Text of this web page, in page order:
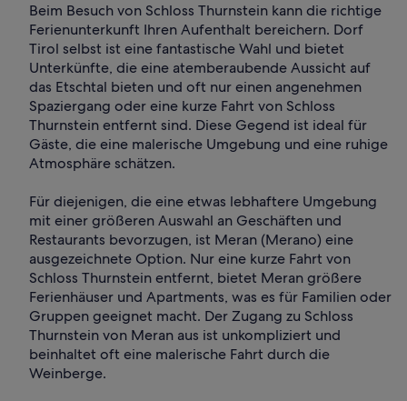
Beim Besuch von Schloss Thurnstein kann die richtige
Ferienunterkunft Ihren Aufenthalt bereichern. Dorf
Tirol selbst ist eine fantastische Wahl und bietet
Unterkünfte, die eine atemberaubende Aussicht auf
das Etschtal bieten und oft nur einen angenehmen
Spaziergang oder eine kurze Fahrt von Schloss
Thurnstein entfernt sind. Diese Gegend ist ideal für
Gäste, die eine malerische Umgebung und eine ruhige
Atmosphäre schätzen.
Für diejenigen, die eine etwas lebhaftere Umgebung
mit einer größeren Auswahl an Geschäften und
Restaurants bevorzugen, ist Meran (Merano) eine
ausgezeichnete Option. Nur eine kurze Fahrt von
Schloss Thurnstein entfernt, bietet Meran größere
Ferienhäuser und Apartments, was es für Familien oder
Gruppen geeignet macht. Der Zugang zu Schloss
Thurnstein von Meran aus ist unkompliziert und
beinhaltet oft eine malerische Fahrt durch die
Weinberge.